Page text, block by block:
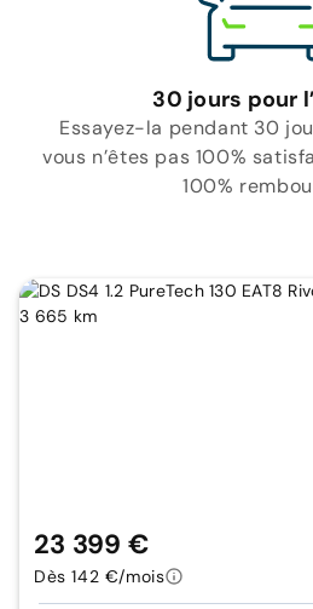
30 jours pour
Essayez-la pendant 30
vous n’êtes pas 100%
100%
23 399 €
Dès 142 €/mois